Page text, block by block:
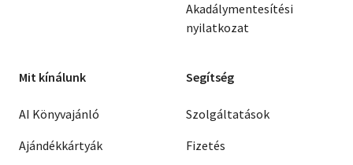
Akadálymentesítési
nyilatkozat
Mit kínálunk
AI Könyvajánló
Ajándékkártyák
Segítség
Szolgáltatások
Fizetés